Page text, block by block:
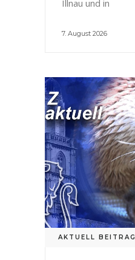
Illnau und in
7. August 2026
AKTUELL BEITRAG